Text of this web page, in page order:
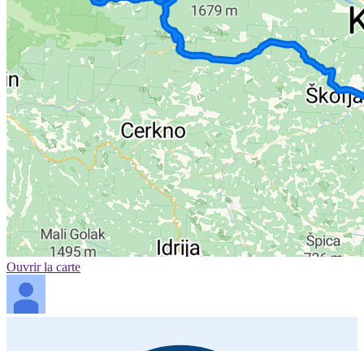
Ouvrir la carte